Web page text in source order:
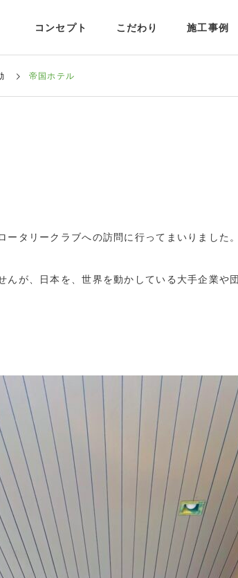
コンセプト こだわり 施工事例
帝国ホテル
ータリークラブへの訪問に行ってまいりました。
んが、日本を、世界を動かしている大手企業や